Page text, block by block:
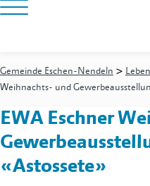
Gemeinde Eschen-Nendeln >
Weihnachts- und
EWA Eschner
«Astossete»